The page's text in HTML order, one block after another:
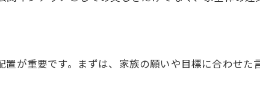
が重要です。まずは、家族の願いや目標に合わせた